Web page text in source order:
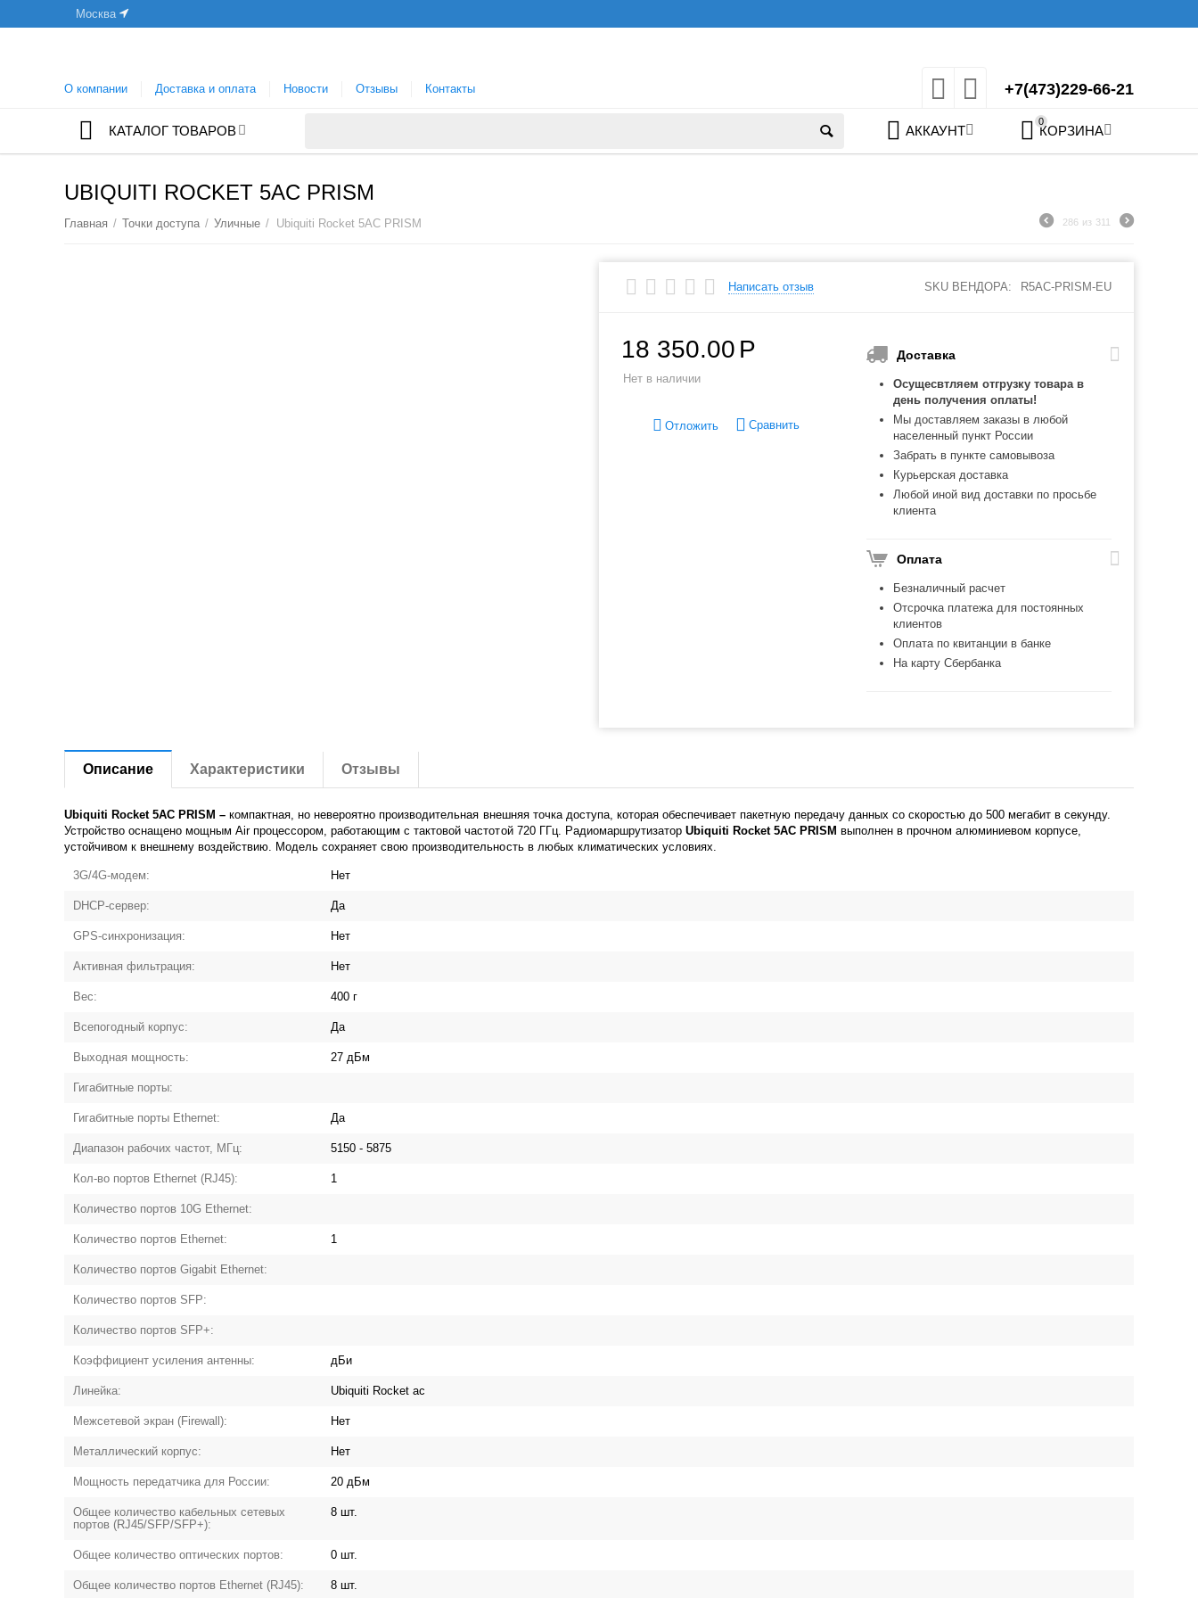
Москва
О компании Доставка и оплата Новости Отзывы Контакты +7(473)229-66-21
КАТАЛОГ ТОВАРОВ
0
КОРЗИНА
АККАУНТ
UBIQUITI ROCKET 5AC PRISM
Главная / Точки доступа / Уличные / Ubiquiti Rocket 5AC PRISM 286 из 311
Написать отзыв SKU ВЕНДОРА: R5AC-PRISM-EU
18 350.00 Р
Нет в наличии
Отложить Сравнить
Доставка
Осущесвтляем отгрузку товара в
день получения оплаты!
Мы доставляем заказы в любой
населенный пункт России
Забрать в пункте самовывоза
Курьерская доставка
Любой иной вид доставки по просьбе
клиента
Оплата
Безналичный расчет
Отсрочка платежа для постоянных
клиентов
Оплата по квитанции в банке
На карту Сбербанка
Описание Характеристики Отзывы
Ubiquiti Rocket 5AC PRISM –компактная, но невероятно производительная внешняя точка доступа, которая обеспечивает пакетную передачу данных со скоростью до 500 мегабит в секунду.
Устройство оснащено мощным Air процессором, работающим с тактовой частотой 720 ГГц. Радиомаршрутизатор Ubiquiti Rocket 5AC PRISM выполнен в прочном алюминиевом корпусе,
устойчивом к внешнему воздействию. Модель сохраняет свою производительность в любых климатических условиях.
3G/4G-модем: Нет
DHCP-сервер: Да
GPS-синхронизация: Нет
Активная фильтрация: Нет
Вес: 400 г
Всепогодный корпус: Да
Выходная мощность: 27 дБм
Гигабитные порты:
Гигабитные порты Ethernet: Да
Диапазон рабочих частот, МГц: 5150 - 5875
Кол-во портов Ethernet (RJ45): 1
Количество портов 10G Ethernet:
Количество портов Ethernet: 1
Количество портов Gigabit Ethernet:
Количество портов SFP:
Количество портов SFP+:
Коэффициент усиления антенны: дБи
Линейка: Ubiquiti Rocket ac
Межсетевой экран (Firewall): Нет
Металлический корпус: Нет
Мощность передатчика для России: 20 дБм
Общее количество кабельных сетевых
портов (RJ45/SFP/SFP+):
8 шт.
Общее количество оптических портов: 0 шт.
Общее количество портов Ethernet (RJ45): 8 шт.